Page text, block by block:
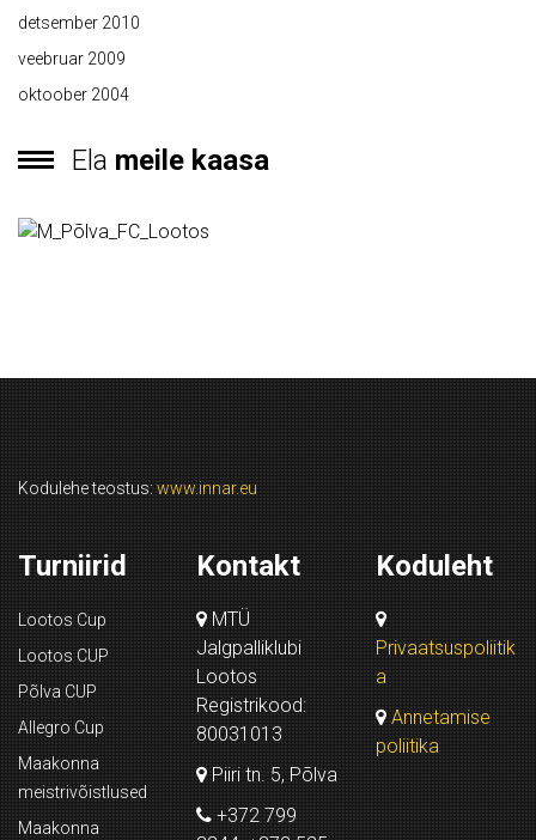
detsember 2010
veebruar 2009
oktoober 2004
Ela meile kaasa
Kodulehe teostus: www.innar.eu
Turniirid
Lootos Cup
Lootos CUP
Põlva CUP
Allegro Cup
Maakonna
meistrivõistlused
Maakonna
Kontakt
MTÜ
Jalgpalliklubi
Lootos
Registrikood:
80031013
Piiri tn. 5, Põlva
+372 799
Koduleht
Privaatsuspoliitik
a
Annetamise
poliitika